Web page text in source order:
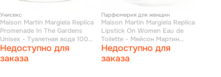
Унисекс
Maison Martin Margiela Replica
Promenade In The Gardens
Unisex - Туалетная вода 100
мл (тестер)
Недоступно для
заказа
Парфюмерия для женщин
Maison Martin Margiela Replica
Lipstick On Women Eau de
Toilette - Мейсон Мартин
Марджела помада туалетная
вода 100 мл
Недоступно для
заказа